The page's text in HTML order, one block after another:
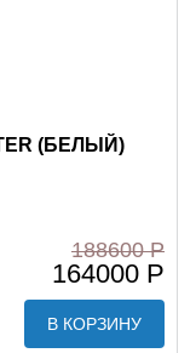
(БЕЛЫЙ)
188600 Р
164000 Р
В КОРЗИНУ